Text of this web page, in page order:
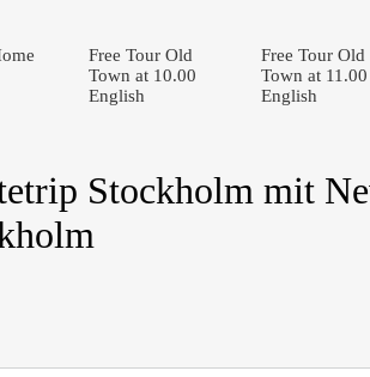
Free Tour Old
Town at 10.00
English
Free Tour Old
Town at
English
Stockholm mit